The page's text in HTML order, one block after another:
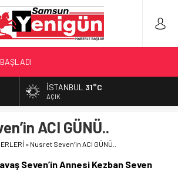
HEDEF 5’İNCİLİK!
YAPIN!’
YAPILAN EN BÜYÜK HATALAR
İSTANBUL 31°C
AÇIK
ACI GÜNÜ..
» Nusret Seven’in ACI GÜNÜ..
Seven’in Annesi Kezban Seven